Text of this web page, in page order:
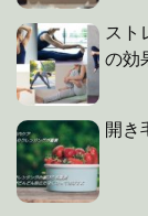
スト
の効
開き